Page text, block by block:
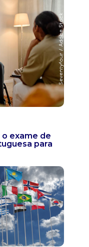
exame de
para